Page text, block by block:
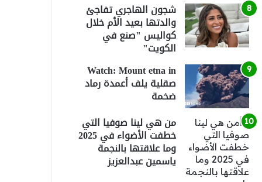
شجون الهاجري تفاجئ
والدتها بعيد الأم خلال
كواليس "صنع في
الكويت"
Watch: Mount etna in
صقلية يلف أعمدة رماد
ضخمة
من هي لينا صوفيا التي
خطفت الأضواء في 2025
وما علاقتها بالنجمة
ياسمين عبدالعزيز